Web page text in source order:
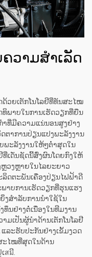
ວາມສຳເລັດ
ດ້ວຍເຕັກໂນໂລຢີທີ່ທັນສະໄໝ
ພາບໃນການເຮັດວຽກທີ່ຍືນ
ທີ່ມີຄວາມແນ່ນອນສູງຢ່າງ
ຕາການປ່ຽນແປງພະລັງງານ
ພະລັງງານໃຫ້ໆຕ່ຳສຸດໃນ
ທີ່ເດັ່ນຊັດນີ້ສົ່ງຜົນໂດຍກົງໃຫ້
ຫຼວງຫຼາຍໃນໄລຍະຍາວ
ລິດຕະພັນເຄື່ອງປ່ຽນໄຟຟ້າດີ
າບການເຮັດວຽກທີ່ຮຸນແຮງ
ງສຳລັບການນຳໃຊ້ໃນ
ທຶນຢ່າງຕໍ່ເນື່ອງໃນທີມງານ
ມເປັນຜູ້ນຳດ້ານເຕັກໂນໂລຢີ
ລະຮັບປະກັນຢ່າງເຂັ້ມງວດ
ະໄໝທີ່ສຸດໃນດ້ານ
สมີ.